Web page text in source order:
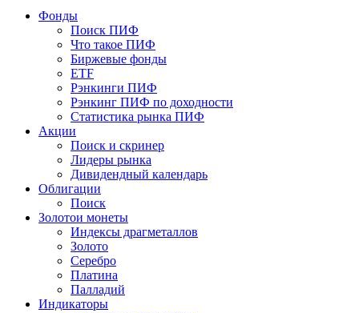
Фонды
Поиск ПИФ
Что такое ПИФ
Биржевые фонды
ETF
Рэнкинги ПИФ
Рэнкинг ПИФ по доходности
Статистика рынка ПИФ
Акции
Поиск и скринер
Лидеры рынка
Дивидендный календарь
Облигации
Поиск
Золотои монеты
Индексы драгметаллов
Золото
Серебро
Платина
Палладий
Индикаторы